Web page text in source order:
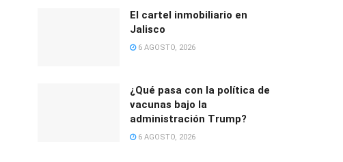
El cartel inmobiliario en
Jalisco
6 AGOSTO, 2026
¿Qué pasa con la política de
vacunas bajo la
administración Trump?
6 AGOSTO, 2026